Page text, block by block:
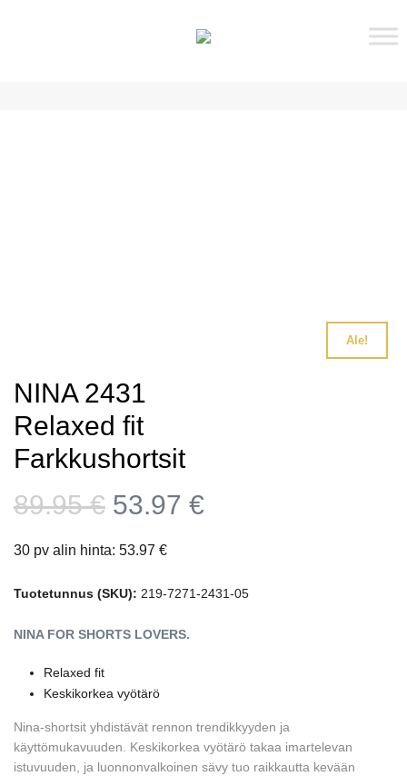
Ale!
NINA 2431
Relaxed fit
Farkkushortsit
89.95€ Alkuperäinen
oli:
89.95 €.
53.97 €
53.97 €.
30 pv alin hinta: 53.97 €
Tuotetunnus (SKU): 219-7271-2431-05
NINA FOR SHORTS LOVERS.
Relaxed fit
Keskikorkea vyötärö
Nina-shortsit yhdistävät rennon trendikkyyden ja
käyttömukavuuden. Keskikorkea vyötärö takaa imartelevan
istuvuuden, ja luonnonvalkoinen sävy tuo raikkautta kevään